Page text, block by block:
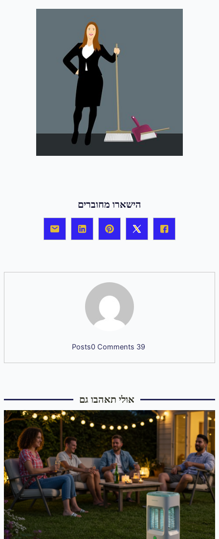
הישארו מחוברים
39 Posts
0 Comments
אולי תאהבו גם